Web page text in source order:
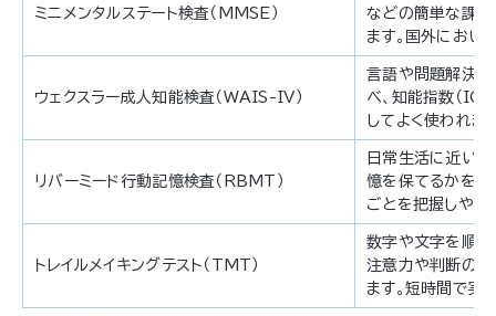
ミニメンタルステート検査（MMSE）
などの簡単な課題
ます。国外におい
ウェクスラー成人知能検査（WAIS-IV）
言語や問題解決、
べ、知能指数（IQ
してよく使われま
リバーミード行動記憶検査（RBMT）
日常生活に近い
憶を保てるかを評
ごとを把握しやす
トレイルメイキングテスト（TMT）
数字や文字を順番
注意力や判断の早
ます。短時間で実